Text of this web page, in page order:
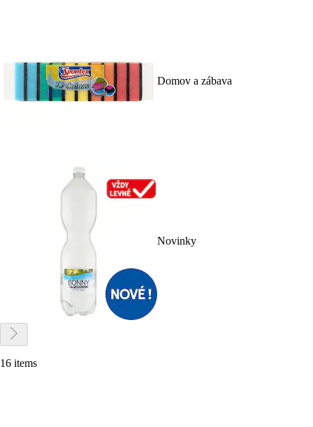
Domov a zábava
Novinky
16 items